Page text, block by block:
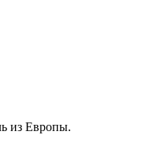
из Европы.